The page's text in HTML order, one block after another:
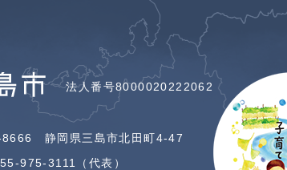
法人番号8000020222062
8666 静岡県三島市北田町4-47
975-3111（代表）